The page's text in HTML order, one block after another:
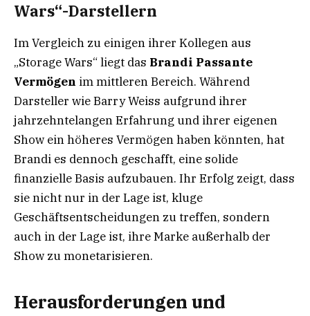
Wars“-Darstellern
Im Vergleich zu einigen ihrer Kollegen aus
„Storage Wars“ liegt das Brandi Passante
Vermögen im mittleren Bereich. Während
Darsteller wie Barry Weiss aufgrund ihrer
jahrzehntelangen Erfahrung und ihrer eigenen
Show ein höheres Vermögen haben könnten, hat
Brandi es dennoch geschafft, eine solide
finanzielle Basis aufzubauen. Ihr Erfolg zeigt, dass
sie nicht nur in der Lage ist, kluge
Geschäftsentscheidungen zu treffen, sondern
auch in der Lage ist, ihre Marke außerhalb der
Show zu monetarisieren.
Herausforderungen und